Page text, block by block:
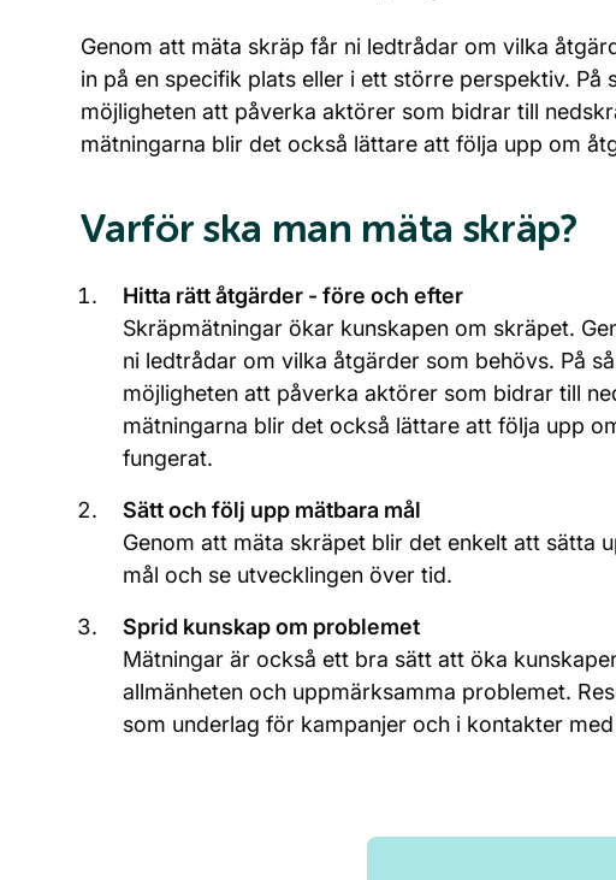
Genom att mäta skräp får ni ledtrådar om vilka
in på en specifik plats eller i ett större perspektiv. På
möjligheten att påverka aktörer som bidrar till
mätningarna blir det också lättare att följa upp om
Varför ska man mäta skräp?
Hitta rätt åtgärder - före och efter
Skräpmätningar ökar kunskapen om skräpet.
ni ledtrådar om vilka åtgärder som behövs. På
möjligheten att påverka aktörer som bidrar till
mätningarna blir det också lättare att följa upp
fungerat.
Sätt och följ upp mätbara mål
Genom att mäta skräpet blir det enkelt att sätta
mål och se utvecklingen över tid.
Sprid kunskap om problemet
Mätningar är också ett bra sätt att öka
allmänheten och uppmärksamma problemet.
som underlag för kampanjer och i kontakter